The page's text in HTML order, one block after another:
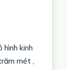
hình kinh
mét ,